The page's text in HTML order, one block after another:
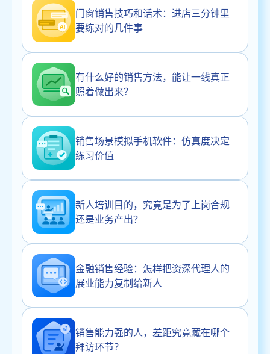
门窗销售技巧和话术：进店三分钟里
要练对的几件事
有什么好的销售方法，能让一线真正
照着做出来？
销售场景模拟手机软件：仿真度决定
练习价值
新人培训目的，究竟是为了上岗合规
还是业务产出？
金融销售经验：怎样把资深代理人的
展业能力复制给新人
销售能力强的人，差距究竟藏在哪个
拜访环节？